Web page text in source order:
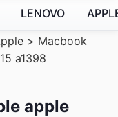
LENOVO
> Macbook
a1398
apple